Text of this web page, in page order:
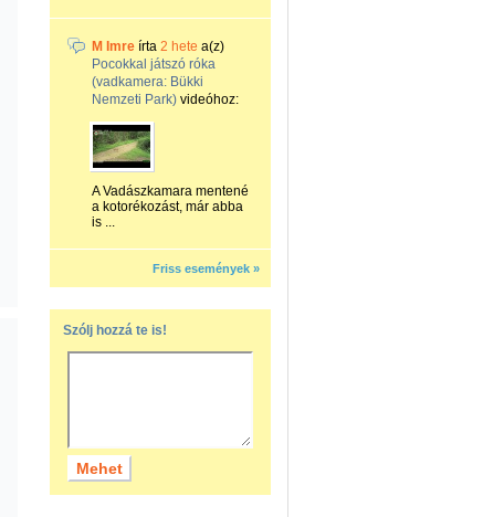
M Imre írta 2 hete a(z)
Pocokkal játszó róka
(vadkamera: Bükki
Nemzeti Park) videóhoz:
A Vadászkamara mentené
a kotorékozást, már abba
is ...
Friss események »
Szólj hozzá te is!